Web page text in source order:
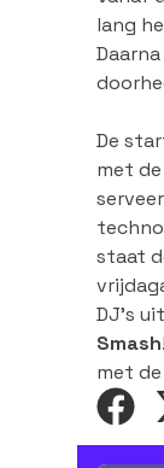
lang
De
met
staat
DJ's
Smash
met